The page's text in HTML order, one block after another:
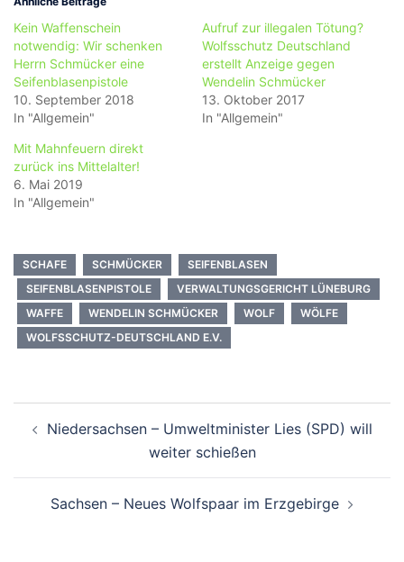
Kein Waffenschein
notwendig: Wir schenken
Herrn Schmücker eine
Seifenblasenpistole
10. September 2018
In "Allgemein"
Aufruf zur illegalen Tötung?
Wolfsschutz Deutschland
erstellt Anzeige gegen
Wendelin Schmücker
13. Oktober 2017
In "Allgemein"
Mit Mahnfeuern direkt
zurück ins Mittelalter!
6. Mai 2019
In "Allgemein"
SCHAFE SCHMÜCKER
SEIFENBLASEN
SEIFENBLASENPISTOLE
VERWALTUNGSGERICHT LÜNEBURG
WAFFE
WENDELIN SCHMÜCKER WOLF
WÖLFE
WOLFSSCHUTZ-DEUTSCHLAND E.V.
Niedersachsen – Umweltminister Lies (SPD) will
weiter schießen
Sachsen – Neues Wolfspaar im Erzgebirge